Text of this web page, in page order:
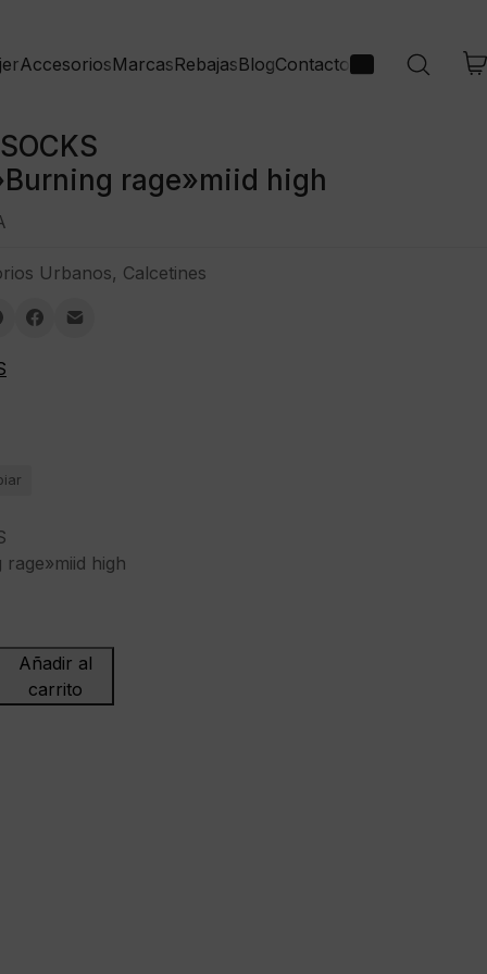
AccesoriosMarcasRebajasBlogContacto
rage»miid high
high
Añadir al
carrito
Urbanos, Calcetines